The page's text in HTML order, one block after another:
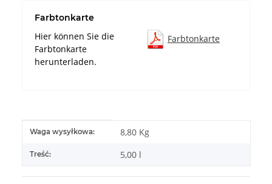
Farbtonkarte
Hier können Sie die
Farbtonkarte
herunterladen.
Farbtonkarte
#productDetails.itemInformation#
#productDetails.itemValue#
Waga wysyłkowa: 8,80 Kg
Treść: 5,00 l